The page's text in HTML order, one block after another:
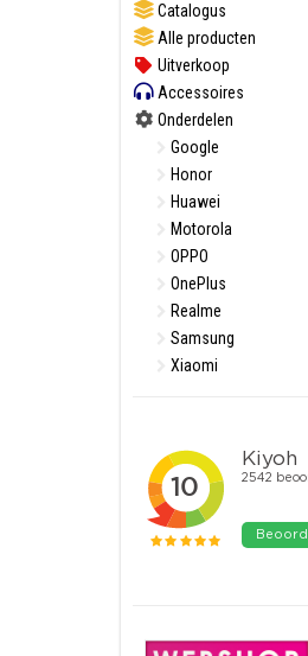
Catalogus
Alle producten
Uitverkoop
Accessoires
Onderdelen
Google
Honor
Huawei
Motorola
OPPO
OnePlus
Realme
Samsung
Xiaomi